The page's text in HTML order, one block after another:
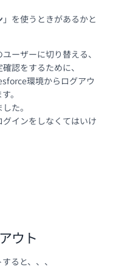
」を使うときがあるかと
ーザーに切り替える、
認をするために、
環境からログアウ
。
た。
インをしなくてはいけ
ウト
ると、、、